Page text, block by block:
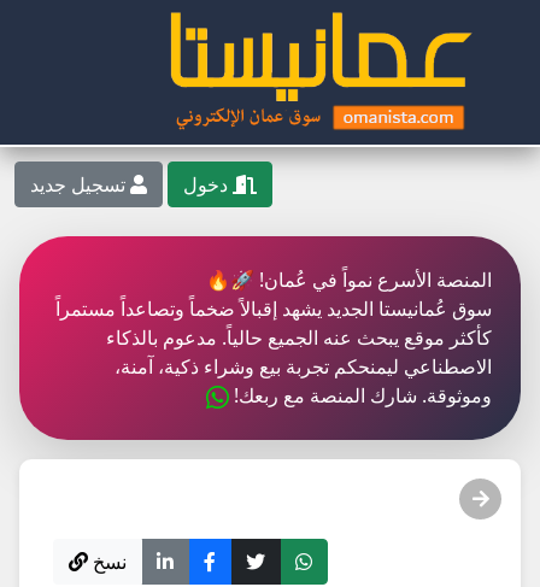
دخول تسجيل جديد
المنصة الأسرع نمواً في عُمان! 🚀🔥
سوق عُمانيستا الجديد يشهد إقبالاً ضخماً وتصاعداً مستمراً
كأكثر موقع يبحث عنه الجميع حالياً. مدعوم بالذكاء
الاصطناعي ليمنحكم تجربة بيع وشراء ذكية، آمنة،
وموثوقة. شارك المنصة مع ربعك!
نسخ